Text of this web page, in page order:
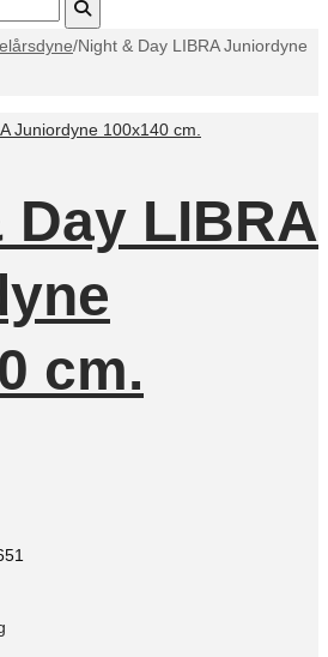
/Night & Day LIBRA Juniordyne
Day LIBRA
cm.